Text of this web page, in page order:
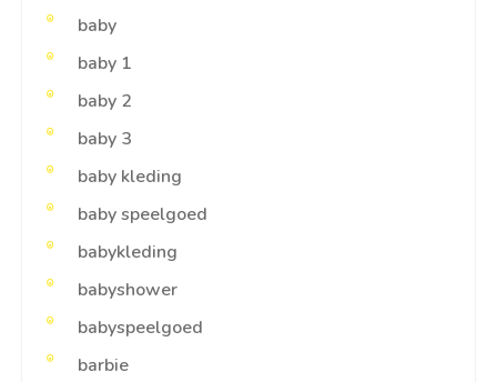
baby
baby 1
baby 2
baby 3
baby kleding
baby speelgoed
babykleding
babyshower
babyspeelgoed
barbie